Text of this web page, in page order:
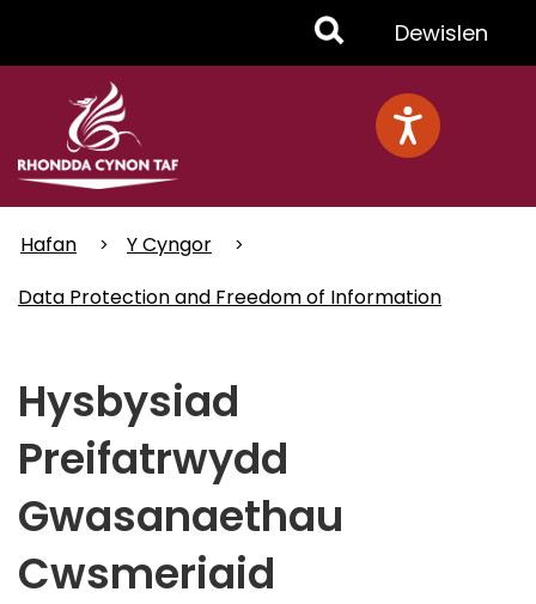
Toggle
Menu
Dewislen
Hafan
Y Cyngor
Data Protection and Freedom of Information
Hysbysiad
Preifatrwydd
Gwasanaethau
Cwsmeriaid